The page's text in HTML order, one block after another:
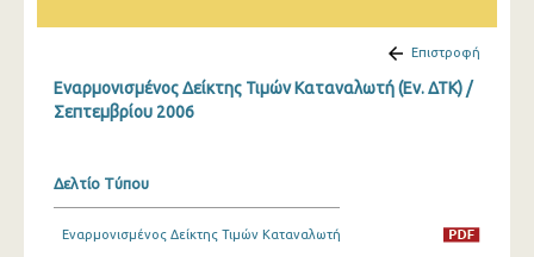
Αυγούστου 2024
Ιουλίου 2024
Μαΐου 2024
Επιστροφή
Εναρμονισμένος Δείκτης Τιμών Καταναλωτή (Εν. ΔΤΚ) /
Σεπτεμβρίου 2006
Δελτίο Τύπου
Εναρμονισμένος Δείκτης Τιμών Καταναλωτή